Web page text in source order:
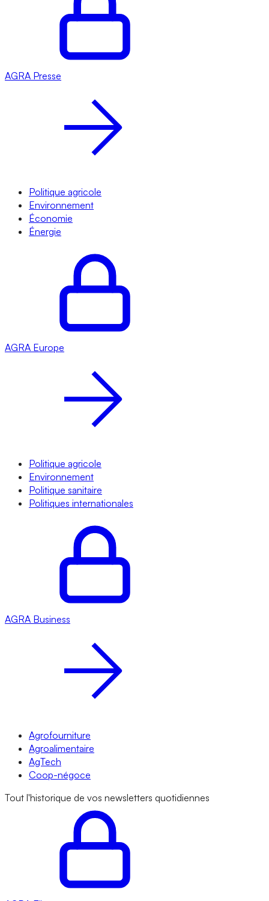
AGRA Presse
Politique agricole
Environnement
Économie
Énergie
AGRA Europe
Politique agricole
Environnement
Politique sanitaire
Politiques internationales
AGRA Business
Agrofourniture
Agroalimentaire
AgTech
Coop-négoce
Tout l'historique de vos newsletters quotidiennes